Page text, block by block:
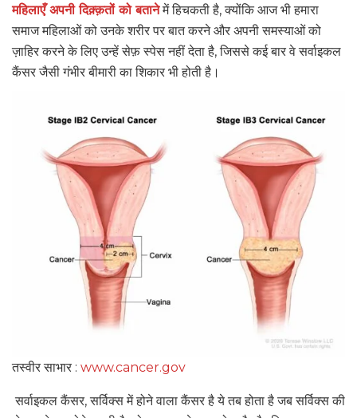
महिलाएँ अपनी दिक़्क़तों को बतानेमें हिचकती है, क्योंकि आज भी हमारा
समाज महिलाओं को उनके शरीर पर बात करने और अपनी समस्याओं को
ज़ाहिर करने के लिए उन्हें सेफ़ स्पेस नहीं देता है, जिससे कई बार वे सर्वाइकल
कैंसर जैसी गंभीर बीमारी का शिकार भी होती है।
तस्वीर साभार : www.cancer.gov
सर्वाइकल कैंसर, सर्विक्स में होने वाला कैंसर है ये तब होता है जब सर्विक्स की